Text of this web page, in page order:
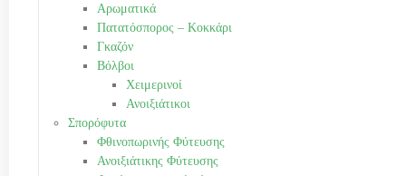
Αρωματικά
Πατατόσπορος – Κοκκάρι
Γκαζόν
Βόλβοι
Χειμερινοί
Ανοιξιάτικοι
Σπορόφυτα
Φθινοπωρινής Φύτευσης
Ανοιξιάτικης Φύτευσης